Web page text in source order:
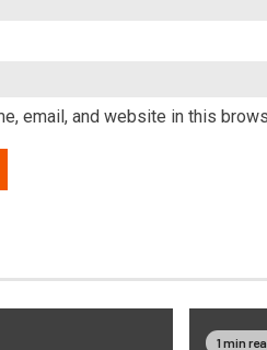
email, and website in this
1 min